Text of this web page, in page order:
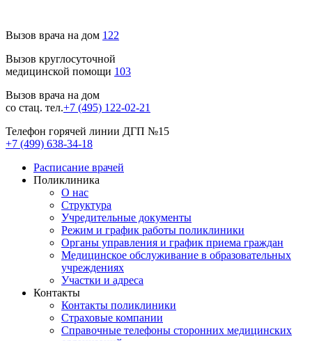
Вызов врача на дом 122
Вызов круглосуточной
медицинской помощи 103
Вызов врача на дом
со стац. тел.+7 (495) 122-02-21
Телефон горячей линии ДГП №15
+7 (499) 638-34-18
Расписание врачей
Поликлиника
О нас
Структура
Учредительные документы
Режим и график работы поликлиники
Органы управления и график приема граждан
Медицинское обслуживание в образовательных
учреждениях
Участки и адреса
Контакты
Контакты поликлиники
Страховые компании
Справочные телефоны сторонних медицинских